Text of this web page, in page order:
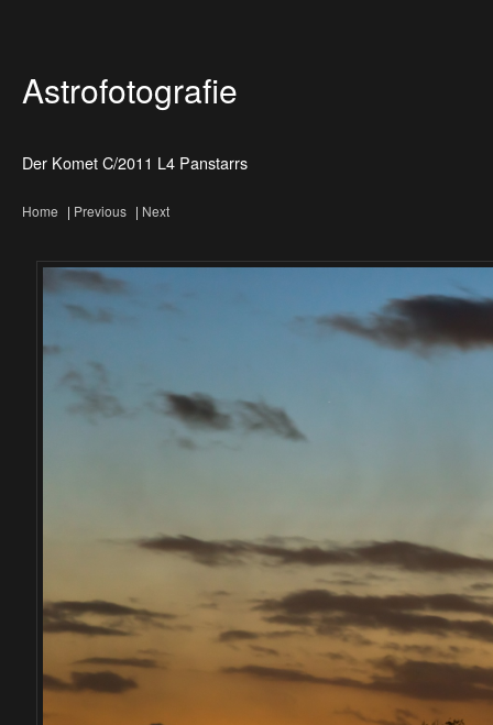
Astrofotografie
Der Komet C/2011 L4 Panstarrs
Home | Previous | Next